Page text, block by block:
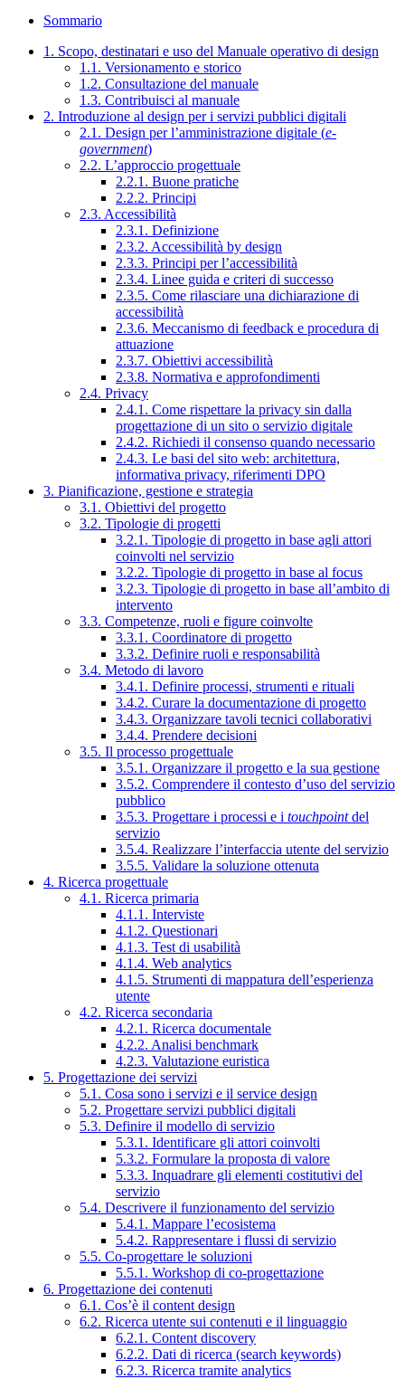
Sommario
1. Scopo, destinatari e uso del Manuale operativo di design
1.1. Versionamento e storico
1.2. Consultazione del manuale
1.3. Contribuisci al manuale
2. Introduzione al design per i servizi pubblici digitali
2.1. Design per l’amministrazione digitale (e-
government)
2.2. L’approccio progettuale
2.2.1. Buone pratiche
2.2.2. Principi
2.3. Accessibilità
2.3.1. Definizione
2.3.2. Accessibilità by design
2.3.3. Principi per l’accessibilità
2.3.4. Linee guida e criteri di successo
2.3.5. Come rilasciare una dichiarazione di
accessibilità
2.3.6. Meccanismo di feedback e procedura di
attuazione
2.3.7. Obiettivi accessibilità
2.3.8. Normativa e approfondimenti
2.4. Privacy
2.4.1. Come rispettare la privacy sin dalla
progettazione di un sito o servizio digitale
2.4.2. Richiedi il consenso quando necessario
2.4.3. Le basi del sito web: architettura,
informativa privacy, riferimenti DPO
3. Pianificazione, gestione e strategia
3.1. Obiettivi del progetto
3.2. Tipologie di progetti
3.2.1. Tipologie di progetto in base agli attori
coinvolti nel servizio
3.2.2. Tipologie di progetto in base al focus
3.2.3. Tipologie di progetto in base all’ambito di
intervento
3.3. Competenze, ruoli e figure coinvolte
3.3.1. Coordinatore di progetto
3.3.2. Definire ruoli e responsabilità
3.4. Metodo di lavoro
3.4.1. Definire processi, strumenti e rituali
3.4.2. Curare la documentazione di progetto
3.4.3. Organizzare tavoli tecnici collaborativi
3.4.4. Prendere decisioni
3.5. Il processo progettuale
3.5.1. Organizzare il progetto e la sua gestione
3.5.2. Comprendere il contesto d’uso del servizio
pubblico
3.5.3. Progettare i processi e i touchpointdel
servizio
3.5.4. Realizzare l’interfaccia utente del servizio
3.5.5. Validare la soluzione ottenuta
4. Ricerca progettuale
4.1. Ricerca primaria
4.1.1. Interviste
4.1.2. Questionari
4.1.3. Test di usabilità
4.1.4. Web analytics
4.1.5. Strumenti di mappatura dell’esperienza
utente
4.2. Ricerca secondaria
4.2.1. Ricerca documentale
4.2.2. Analisi benchmark
4.2.3. Valutazione euristica
5. Progettazione dei servizi
5.1. Cosa sono i servizi e il service design
5.2. Progettare servizi pubblici digitali
5.3. Definire il modello di servizio
5.3.1. Identificare gli attori coinvolti
5.3.2. Formulare la proposta di valore
5.3.3. Inquadrare gli elementi costitutivi del
servizio
5.4. Descrivere il funzionamento del servizio
5.4.1. Mappare l’ecosistema
5.4.2. Rappresentare i flussi di servizio
5.5. Co-progettare le soluzioni
5.5.1. Workshop di co-progettazione
6. Progettazione dei contenuti
6.1. Cos’è il content design
6.2. Ricerca utente sui contenuti e il linguaggio
6.2.1. Content discovery
6.2.2. Dati di ricerca (search keywords)
6.2.3. Ricerca tramite analytics